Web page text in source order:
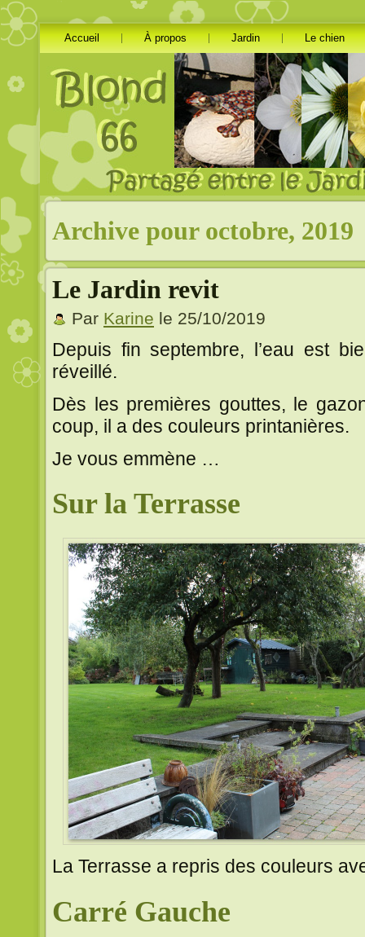
Accueil À propos Jardin Le chien
Archive pour octobre, 2019
Le Jardin revit
Par Karine le 25/10/2019
Depuis fin septembre, l’eau est
réveillé.
Dès les premières gouttes, le
coup, il a des couleurs printanières.
Je vous emmène …
Sur la Terrasse
La Terrasse a repris des couleurs
Carré Gauche